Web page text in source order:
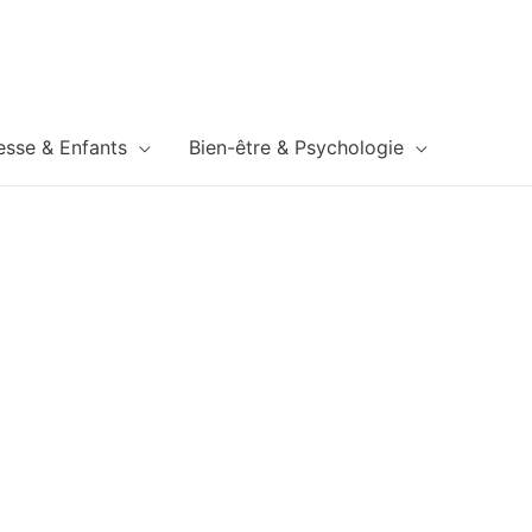
& Enfants Bien-être & Psychologie